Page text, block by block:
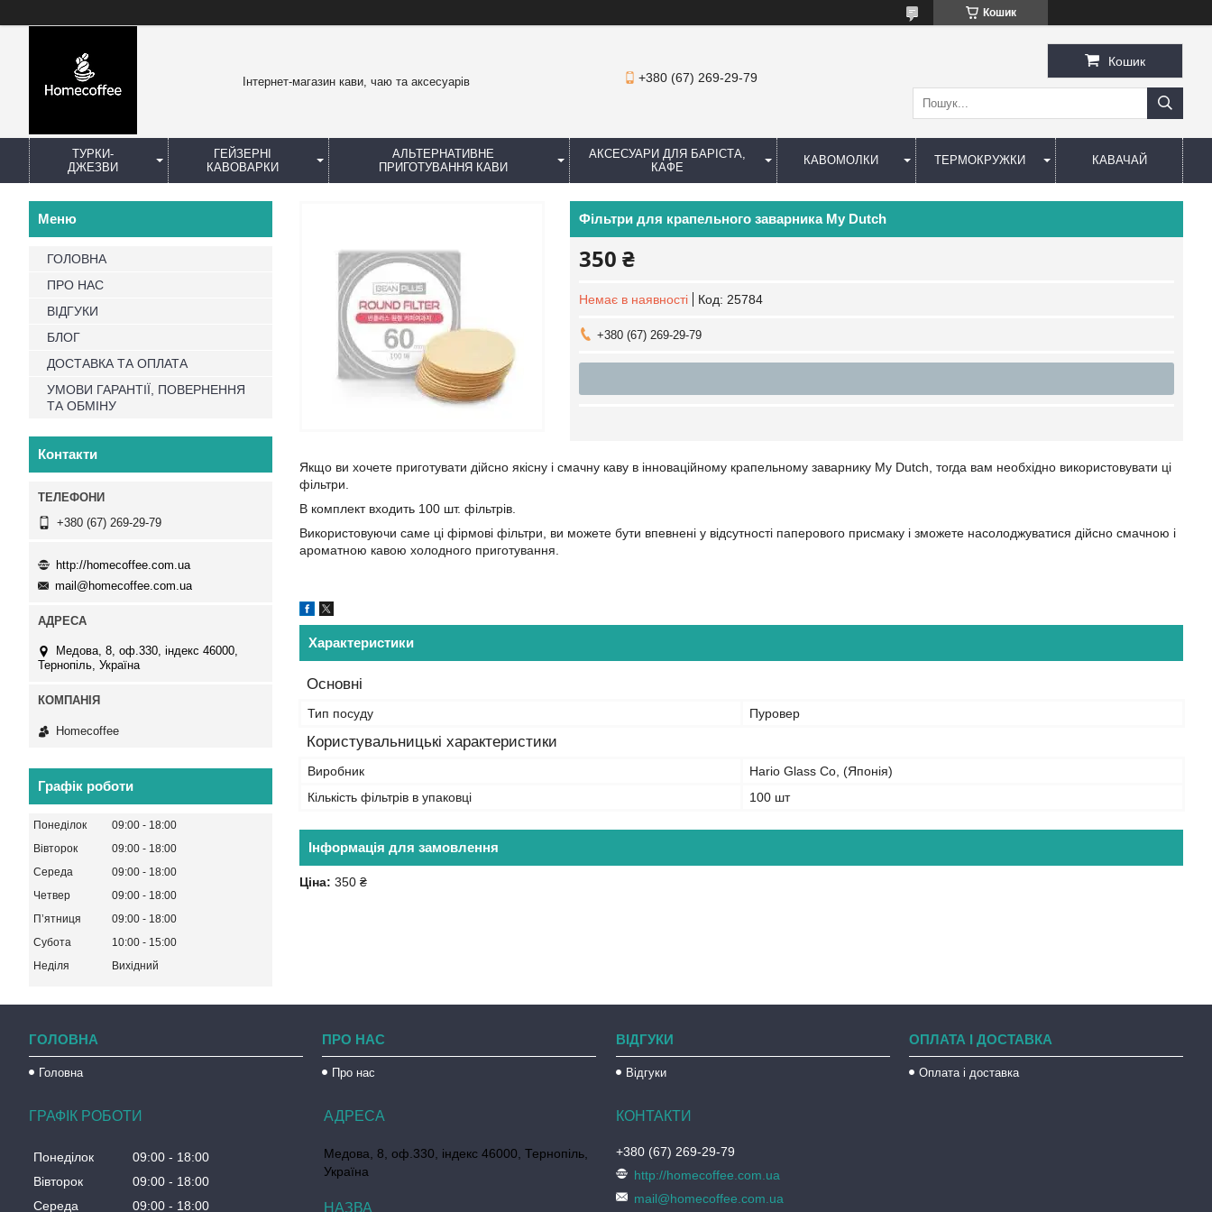
Кошик
Інтернет-магазин кави, чаю та аксесуарів +380 (67) 269-29-79
Кошик
ТУРКИ-
ДЖЕЗВИ
ГЕЙЗЕРНІ
КАВОВАРКИ
АЛЬТЕРНАТИВНЕ
ПРИГОТУВАННЯ КАВИ
АКСЕСУАРИ ДЛЯ БАРІСТА,
КАФЕ
КАВОМОЛКИ ТЕРМОКРУЖКИ КАВАЧАЙ
Фільтри для крапельного заварника My Dutch
350 ₴
Немає в наявності Код: 25784
+380 (67) 269-29-79
Якщо ви хочете приготувати дійсно якісну і смачну каву в інноваційному крапельному заварнику My Dutch, тогда вам необхідно використовувати ці
фільтри.
В комплект входить 100 шт. фільтрів.
Використовуючи саме ці фірмові фільтри, ви можете бути впевнені у відсутності паперового присмаку і зможете насолоджуватися дійсно смачною і
ароматною кавою холодного приготування.
Характеристики
Основні
Тип посуду Пуровер
Користувальницькі характеристики
Виробник
Hario Glass Co, (Японія)
Кількість фільтрів в упаковці
100 шт
Інформація для замовлення
Ціна: 350 ₴
ГОЛОВНА
ПРО НАС
ВІДГУКИ
БЛОГ
ДОСТАВКА ТА ОПЛАТА
УМОВИ ГАРАНТІЇ, ПОВЕРНЕННЯ
ТА ОБМІНУ
Контакти
+380 (67) 269-29-79
http://homecoffee.com.ua
mail@homecoffee.com.ua
Медова, 8, оф.330, індекс 46000,
Тернопіль, Україна
Homecoffee
Графік роботи
Понеділок 09:00
18:00
Вівторок
09:00
18:00
Середа
09:00
18:00
Четвер
09:00
18:00
Пʼятниця
09:00
18:00
Субота
10:00
15:00
Неділя
Вихідний
ГОЛОВНА
Головна
ПРО НАС
Про нас
ВІДГУКИ
Відгуки
ОПЛАТА І ДОСТАВКА
Оплата і доставка
ГРАФІК РОБОТИ
Понеділок 09:00
18:00
Вівторок
09:00
18:00
Середа
09:00 18:00
Медова, 8, оф.330, індекс 46000, Тернопіль,
Україна
+380 (67) 269-29-79
http://homecoffee.com.ua
mail@homecoffee.com.ua